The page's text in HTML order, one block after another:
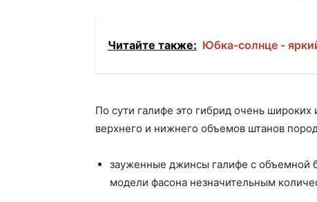
Читайте также: Юбка-солнце -
По сути галифе это гибрид очень
верхнего и нижнего объемов штанов
зауженные джинсы галифе с объемной
модели фасона незначительным